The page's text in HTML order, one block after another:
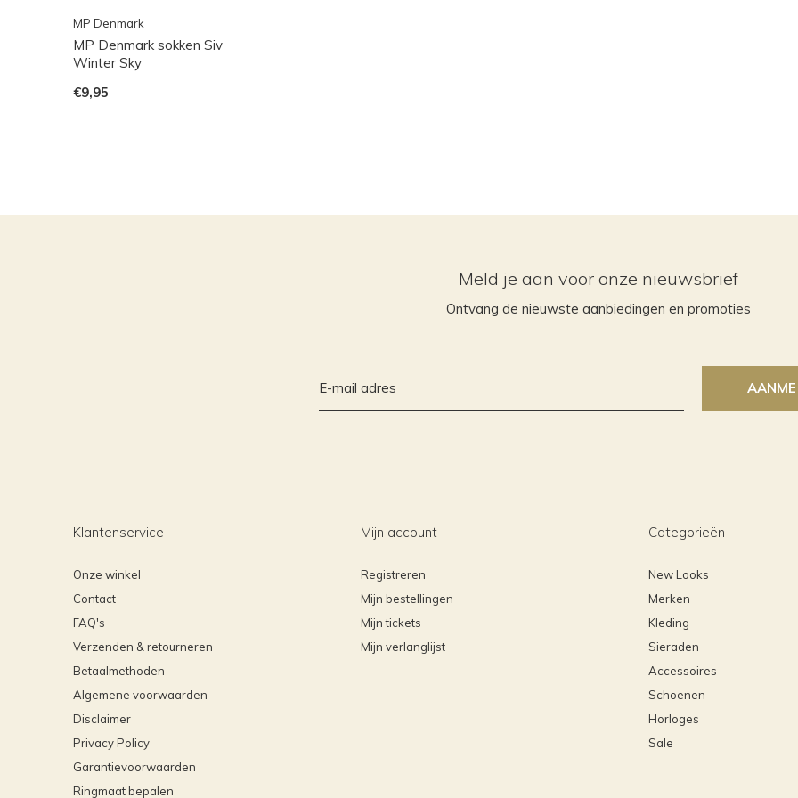
MP Denmark
MP Denmark sokken Siv
Winter Sky
€9,95
Meld je aan voor onze nieuwsbrief
Ontvang de nieuwste aanbiedingen en promoties
Klantenservice
Onze winkel
Contact
FAQ's
Verzenden & retourneren
Betaalmethoden
Algemene voorwaarden
Disclaimer
Privacy Policy
Garantievoorwaarden
Ringmaat bepalen
Mijn account
Registreren
Mijn bestellingen
Mijn tickets
Mijn verlanglijst
Categorieën
New Looks
Merken
Kleding
Sieraden
Accessoires
Schoenen
Horloges
Sale